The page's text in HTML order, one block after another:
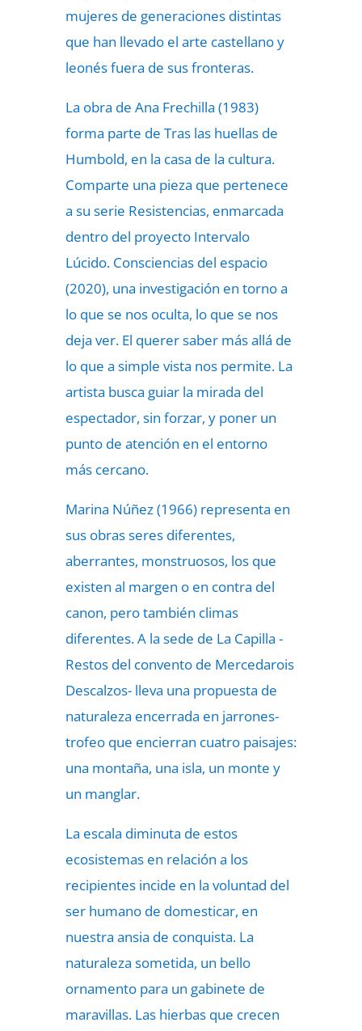
mujeres de generaciones distintas
que han llevado el arte castellano y
leonés fuera de sus fronteras.
La obra de Ana Frechilla (1983)
forma parte de Tras las huellas de
Humbold, en la casa de la cultura.
Comparte una pieza que pertenece
a su serie Resistencias, enmarcada
dentro del proyecto Intervalo
Lúcido. Consciencias del espacio
(2020), una investigación en torno a
lo que se nos oculta, lo que se nos
deja ver. El querer saber más allá de
lo que a simple vista nos permite. La
artista busca guiar la mirada del
espectador, sin forzar, y poner un
punto de atención en el entorno
más cercano.
Marina Núñez (1966) representa en
sus obras seres diferentes,
aberrantes, monstruosos, los que
existen al margen o en contra del
canon, pero también climas
diferentes. A la sede de La Capilla -
Restos del convento de Mercedarois
Descalzos- lleva una propuesta de
naturaleza encerrada en jarrones-
trofeo que encierran cuatro paisajes:
una montaña, una isla, un monte y
un manglar.
La escala diminuta de estos
ecosistemas en relación a los
recipientes incide en la voluntad del
ser humano de domesticar, en
nuestra ansia de conquista. La
naturaleza sometida, un bello
ornamento para un gabinete de
maravillas. Las hierbas que crecen